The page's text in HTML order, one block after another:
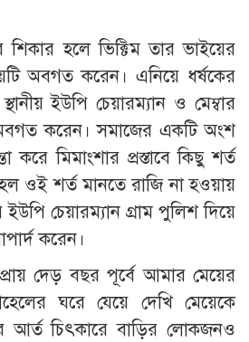
শিকার হলে ভিক্টিম তার ভাইয়ের
অবগত করেন। এনিয়ে ধর্ষকের
স্থানীয় ইউপি চেয়ারম্যান ও মেম্বার
করেন। সমাজের একটি অংশ
করে মিমাংশার প্রস্তাবে কিছু শর্ত
ওই শর্ত মানতে রাজি না হওয়ায়
ইউপি চেয়ারম্যান গ্রাম পুলিশ দিয়ে
করেন।
প্রায় দেড় বছর পূর্বে আমার মেয়ের
ঘরে যেয়ে দেখি মেয়েকে
আর্ত চিৎকারে বাড়ির লোকজনও